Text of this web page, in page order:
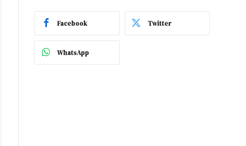
Facebook Twitter
WhatsApp